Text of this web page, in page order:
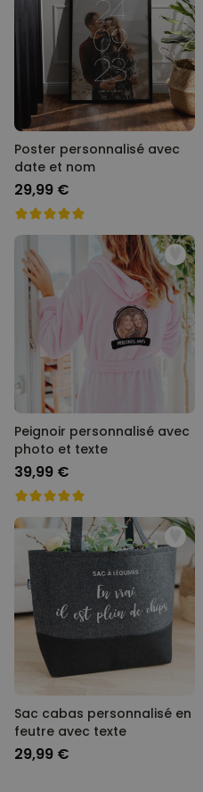
Poster personnalisé avec
date et nom
29,99 €
Peignoir personnalisé avec
photo et texte
39,99 €
Sac cabas personnalisé en
feutre avec texte
29,99 €